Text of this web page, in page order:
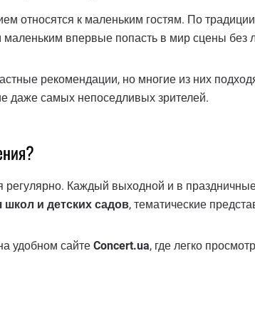
относятся к маленьким гостям. По
впервые попасть в мир сцены без
рекомендации, но многие из них
даже самых непоседливых зрителей.
Каждый выходной и в
и детских садов, тематические
удобном сайте Concert.ua, где легко